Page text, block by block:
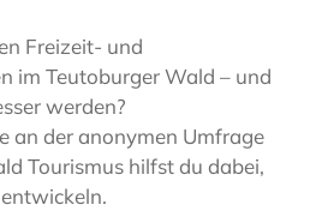
Team
TEAM
Freizeit- und
im Teutoburger Wald – und
werden?
an der anonymen Umfrage
Tourismus hilfst du dabei,